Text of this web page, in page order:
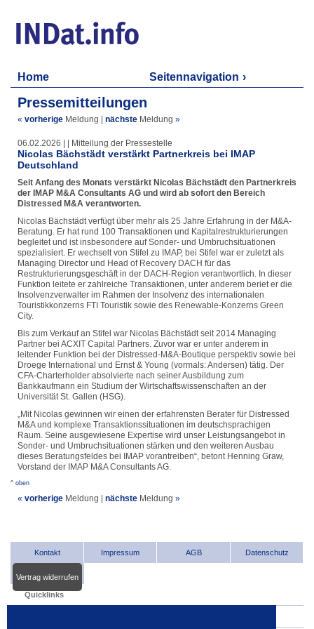
Home Seitennavigation
Pressemitteilungen
« vorherige Meldung nächste Meldung »
06.02.2026 | | Mitteilung der Pressestelle
Nicolas Bächstädt verstärkt Partnerkreis bei IMAP
Deutschland
Seit Anfang des Monats verstärkt Nicolas Bächstädt den Partnerkreis
der IMAP M&A Consultants AG und wird ab sofort den Bereich
Distressed M&A verantworten.
Nicolas Bächstädt verfügt über mehr als 25 Jahre Erfahrung in der M&A-
Beratung. Er hat rund 100 Transaktionen und Kapitalrestrukturierungen
begleitet und ist insbesondere auf Sonder- und Umbruchsituationen
spezialisiert. Er wechselt von Stifel zu IMAP, bei Stifel war er zuletzt als
Managing Director und Head of Recovery DACH für das
Restrukturierungsgeschäft in der DACH-Region verantwortlich. In dieser
Funktion leitete er zahlreiche Transaktionen, unter anderem beriet er die
Insolvenzverwalter im Rahmen der Insolvenz des internationalen
Touristikkonzerns FTI Touristik sowie des Renewable-Konzerns Green
City.
Bis zum Verkauf an Stifel war Nicolas Bächstädt seit 2014 Managing
Partner bei ACXIT Capital Partners. Zuvor war er unter anderem in
leitender Funktion bei der Distressed-M&A-Boutique perspektiv sowie bei
Droege International und Ernst & Young (vormals: Andersen) tätig. Der
CFA-Charterholder absolvierte nach seiner Ausbildung zum
Bankkaufmann ein Studium der Wirtschaftswissenschaften an der
Universität St. Gallen (HSG).
„Mit Nicolas gewinnen wir einen der erfahrensten Berater für Distressed
M&A und komplexe Transaktionssituationen im deutschsprachigen
Raum. Seine ausgewiesene Expertise wird unser Leistungsangebot in
Sonder- und Umbruchsituationen stärken und den weiteren Ausbau
dieses Beratungsfeldes bei IMAP vorantreiben“, betont Henning Graw,
Vorstand der IMAP M&A Consultants AG.
^ oben
« vorherige Meldung nächste Meldung »
Kontakt Impressum AGB Datenschutz
Vertrag widerrufen
Quicklinks